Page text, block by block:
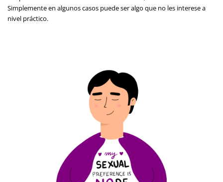
Simplemente en algunos casos puede ser algo que no les interese a
nivel práctico.